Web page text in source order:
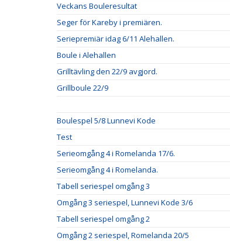
Veckans Bouleresultat
Seger för Kareby i premiären.
Seriepremiär idag 6/11 Alehallen.
Boule i Alehallen
Grilltävling den 22/9 avgjord.
Grillboule 22/9
Boulespel 5/8 Lunnevi Kode
Test
Serieomgång 4 i Romelanda 17/6.
Serieomgång 4 i Romelanda.
Tabell seriespel omgång 3
Omgång 3 seriespel, Lunnevi Kode 3/6
Tabell seriespel omgång 2
Omgång 2 seriespel, Romelanda 20/5